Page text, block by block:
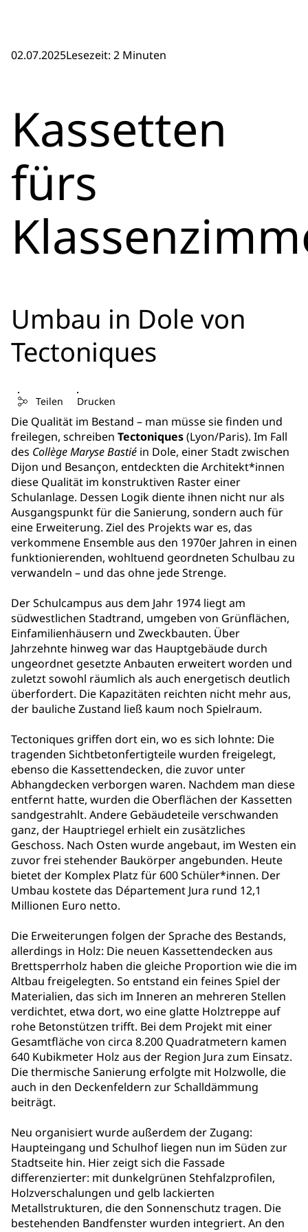
02.07.2025Lesezeit: 2 Minuten
Kassetten
fürs
Umbau in Dole von
Tectoniques
Teilen Drucken
Die Qualität im Bestand – man müsse sie finden und
freilegen, schreiben Tectoniques(Lyon/Paris). Im Fall
des Collège Maryse Bastié in Dole, einer Stadt zwischen
Dijon und Besançon, entdeckten die Architekt*innen
diese Qualität im konstruktiven Raster einer
Schulanlage. Dessen Logik diente ihnen nicht nur als
Ausgangspunkt für die Sanierung, sondern auch für
eine Erweiterung. Ziel des Projekts war es, das
verkommene Ensemble aus den 1970er Jahren in einen
funktionierenden, wohltuend geordneten Schulbau zu
verwandeln – und das ohne jede Strenge.
Der Schulcampus aus dem Jahr 1974 liegt am
südwestlichen Stadtrand, umgeben von Grünflächen,
Einfamilienhäusern und Zweckbauten. Über
Jahrzehnte hinweg war das Hauptgebäude durch
ungeordnet gesetzte Anbauten erweitert worden und
zuletzt sowohl räumlich als auch energetisch deutlich
überfordert. Die Kapazitäten reichten nicht mehr aus,
der bauliche Zustand ließ kaum noch Spielraum.
Tectoniques griffen dort ein, wo es sich lohnte: Die
tragenden Sichtbetonfertigteile wurden freigelegt,
ebenso die Kassettendecken, die zuvor unter
Abhangdecken verborgen waren. Nachdem man diese
entfernt hatte, wurden die Oberflächen der Kassetten
sandgestrahlt. Andere Gebäudeteile verschwanden
ganz, der Hauptriegel erhielt ein zusätzliches
Geschoss. Nach Osten wurde angebaut, im Westen ein
zuvor frei stehender Baukörper angebunden. Heute
bietet der Komplex Platz für 600 Schüler*innen. Der
Umbau kostete das Département Jura rund 12,1
Millionen Euro netto.
Die Erweiterungen folgen der Sprache des Bestands,
allerdings in Holz: Die neuen Kassettendecken aus
Brettsperrholz haben die gleiche Proportion wie die im
Altbau freigelegten. So entstand ein feines Spiel der
Materialien, das sich im Inneren an mehreren Stellen
verdichtet, etwa dort, wo eine glatte Holztreppe auf
rohe Betonstützen trifft. Bei dem Projekt mit einer
Gesamtfläche von circa 8.200 Quadratmetern kamen
640 Kubikmeter Holz aus der Region Jura zum Einsatz.
Die thermische Sanierung erfolgte mit Holzwolle, die
auch in den Deckenfeldern zur Schalldämmung
beiträgt.
Neu organisiert wurde außerdem der Zugang:
Haupteingang und Schulhof liegen nun im Süden zur
Stadtseite hin. Hier zeigt sich die Fassade
differenzierter: mit dunkelgrünen Stehfalzprofilen,
Holzverschalungen und gelb lackierten
Metallstrukturen, die den Sonnenschutz tragen. Die
bestehenden Bandfenster wurden integriert. An den